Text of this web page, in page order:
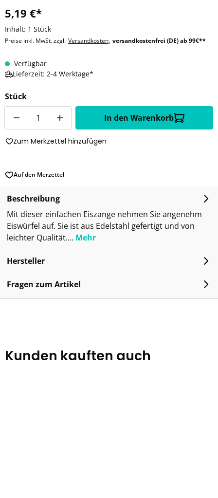
5,19 €*
Inhalt: 1 Stück
Preise inkl. MwSt. zzgl. Versandkosten, versandkostenfrei (DE) ab 99€**
Verfügbar
Lieferzeit: 2-4 Werktage*
Stück
In den Warenkorb
Zum Merkzettel hinzufügen
Auf den Merzettel
Beschreibung
Mit dieser einfachen Eiszange nehmen Sie angenehm
Eiswürfel auf. Sie ist aus Edelstahl gefertigt und von
leichter Qualität.… Mehr
Hersteller
Fragen zum Artikel
Kunden kauften auch